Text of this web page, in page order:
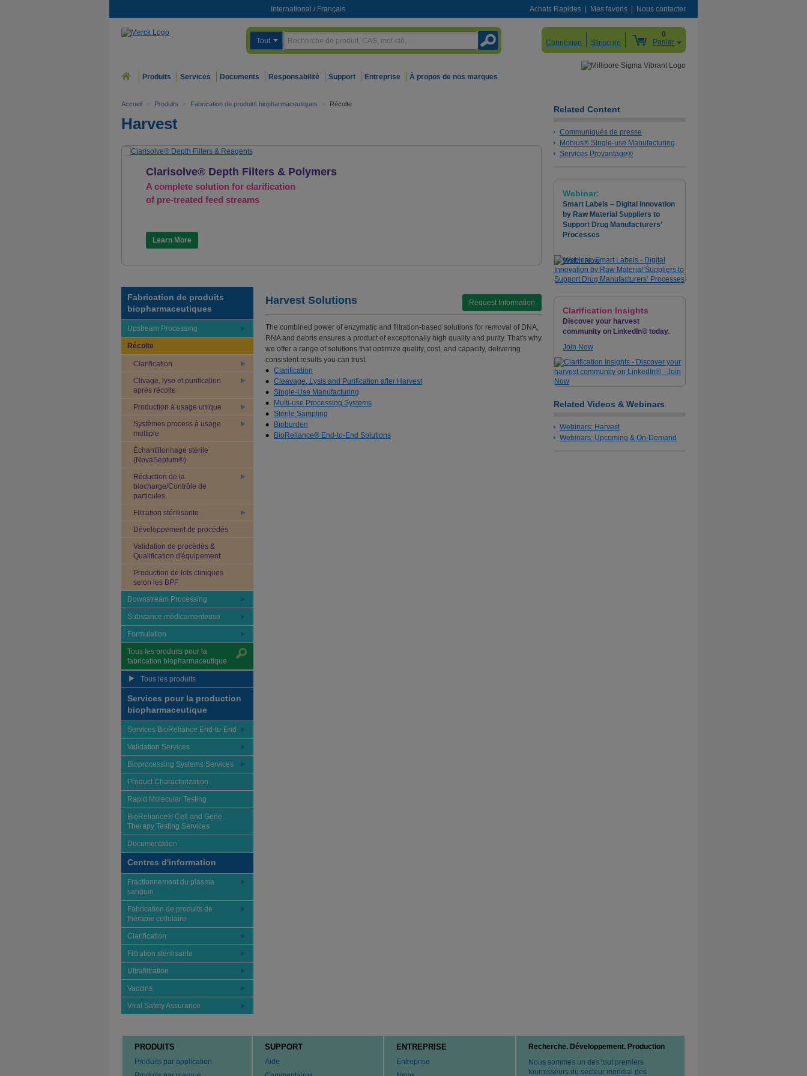
International / Français Achats Rapides Mes favoris Nous contacter
Tout Connexion S'inscrire
0
Panier
Produits Services Documents Responsabilité Support Entreprise À propos de nos marques
Accueil > Produits > Fabrication de produits biopharmaceutiques > Récolte
Harvest
Clarisolve® Depth Filters & Polymers
A complete solution for clarification
of pre-treated feed streams
Learn More
Fabrication de produits
biopharmaceutiques
Upstream Processing
Récolte
Clarification
Clivage, lyse et purification
après récolte
Production à usage unique
Systèmes process à usage
multiple
Échantillonnage stérile
(NovaSeptum®)
Réduction de la
biocharge/Contrôle de
particules
Filtration stérilisante
Développement de procédés
Validation de procédés &
Qualification d'équipement
Production de lots cliniques
selon les BPF
Downstream Processing
Substance médicamenteuse
Formulation
Tous les produits pour la
fabrication biopharmaceutique
Tous les produits
Services pour la production
biopharmaceutique
Services BioReliance End-to-End
Validation Services
Bioprocessing Systems Services
Product Characterization
Rapid Molecular Testing
BioReliance® Cell and Gene
Therapy Testing Services
Documentation
Centres d'information
Fractionnement du plasma
sanguin
Fabrication de produits de
thérapie cellulaire
Clarification
Filtration stérilisante
Ultrafiltration
Vaccins
Viral Safety Assurance
Request Information
Harvest Solutions
The combined power of enzymatic and filtration-based solutions for removal of DNA,
RNA and debris ensures a product of exceptionally high quality and purity. That's why
we offer a range of solutions that optimize quality, cost, and capacity, delivering
consistent results you can trust.
Clarification
Cleavage, Lysis and Purification after Harvest
Single-Use Manufacturing
Multi-use Processing Systems
Sterile Sampling
Bioburden
BioReliance® End-to-End Solutions
Related Content
Communiqués de presse
Mobius® Single-use Manufacturing
Services Provantage®
Webinar:
Smart Labels – Digital Innovation
by Raw Material Suppliers to
Support Drug Manufacturers’
Processes
Watch Now
Clarification Insights
Discover your harvest
community on LinkedIn® today.
Join Now
Related Videos & Webinars
Webinars: Harvest
Webinars: Upcoming & On-Demand
PRODUITS
Produits par application
SUPPORT
Aide
ENTREPRISE
Entreprise
Recherche. Développement. Production
Nous sommes un des tout premiers
fournisseurs du secteur mondial des